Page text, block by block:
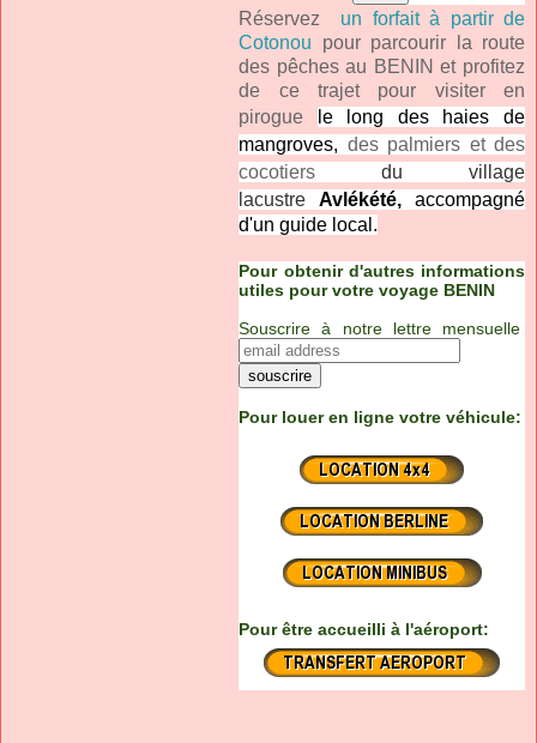
Réservez un forfait à partir de
Cotonou pour parcourir la route
des pêches au BENIN et profitez
de ce trajet pour visiter en
pirogue
le long des haies de
mangroves, des palmiers et des
cocotiers du village
lacustre
Avlékété, accompagné
d'un guide local.
Pour obtenir d'autres informations
utiles pour votre voyage BENIN
Souscrire à notre lettre mensuelle
Pour louer en ligne votre véhicule:
Pour être accueilli à l'aéroport: